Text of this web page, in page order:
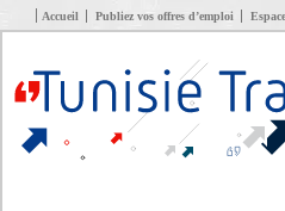
Accueil Publiez vos offres d’emploi